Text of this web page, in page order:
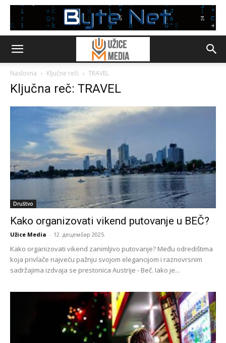
Naslovna Ključne reči TRAVEL
Ključna reč: TRAVEL
Društvo
Kako organizovati vikend putovanje u BEČ?
Užice Media - 12. децембар 2025.
Kako organizovati vikend zanimljivo putovanje? Među odredištima
koja privlače najveću pažnju svojom elegancijom i raznovrsnim
sadržajima izdvaja se prestonica Austrije - Beč. Iako je...